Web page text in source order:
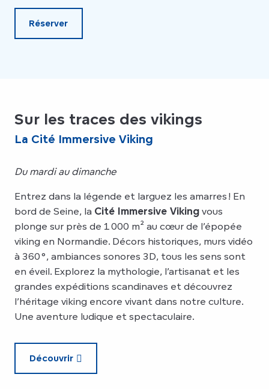
Réserver
Sur les traces des vikings
La Cité Immersive Viking
Du mardi au dimanche
Entrez dans la légende et larguez les amarres ! En
bord de Seine, la Cité Immersive Viking vous
plonge sur près de 1 000 m² au cœur de l’épopée
viking en Normandie. Décors historiques, murs vidéo
à 360°, ambiances sonores 3D, tous les sens sont
en éveil. Explorez la mythologie, l’artisanat et les
grandes expéditions scandinaves et découvrez
l’héritage viking encore vivant dans notre culture.
Une aventure ludique et spectaculaire.
Découvrir